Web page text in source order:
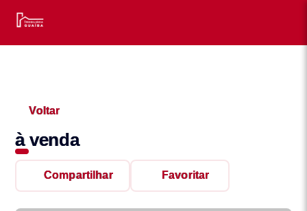
Voltar
à venda
Compartilhar Favoritar